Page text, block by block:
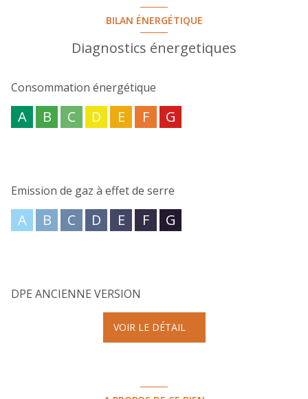
BILAN ÉNERGÉTIQUE
Diagnostics énergetiques
Consommation énergétique
A B C D E F G
Emission de gaz à effet de serre
A B C D E F G
DPE ANCIENNE VERSION
VOIR LE DÉTAIL